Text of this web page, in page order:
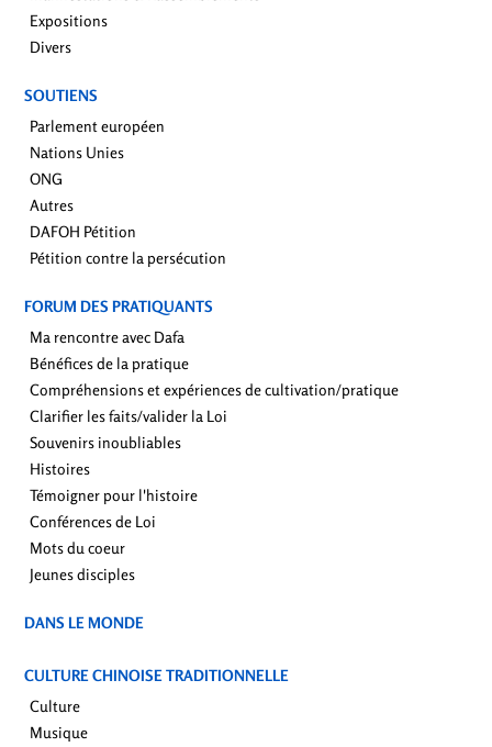
Expositions
Divers
SOUTIENS
Parlement européen
Nations Unies
ONG
Autres
DAFOH Pétition
Pétition contre la persécution
FORUM DES PRATIQUANTS
Ma rencontre avec Dafa
Bénéfices de la pratique
Compréhensions et expériences de cultivation/pratique
Clarifier les faits/valider la Loi
Souvenirs inoubliables
Histoires
Témoigner pour l'histoire
Conférences de Loi
Mots du coeur
Jeunes disciples
DANS LE MONDE
CULTURE CHINOISE TRADITIONNELLE
Culture
Musique